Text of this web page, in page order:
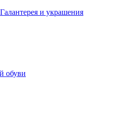
Галантерея и украшения
обуви